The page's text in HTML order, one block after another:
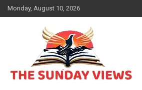
Skip
to
Monday, August 10, 2026